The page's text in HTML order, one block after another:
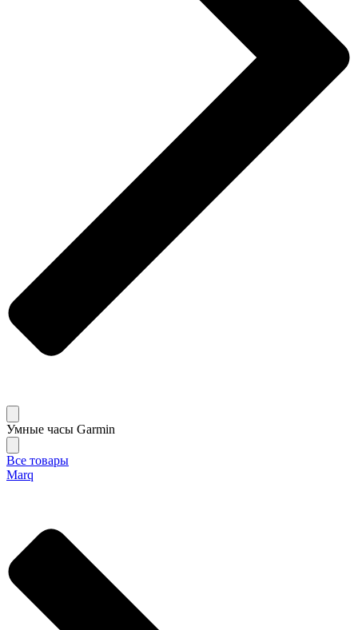
Умные часы Garmin
Все товары
Marq